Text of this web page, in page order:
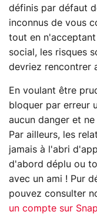
définis par défaut
inconnus de vous
tout en
social, les risques
devriez rencontrer
En voulant être
bloquer par erreur
aucun danger et
Par ailleurs, les
jamais à l'abri
d'abord déplu ou
avec un ami ! Pur
pouvez consulter
un compte sur